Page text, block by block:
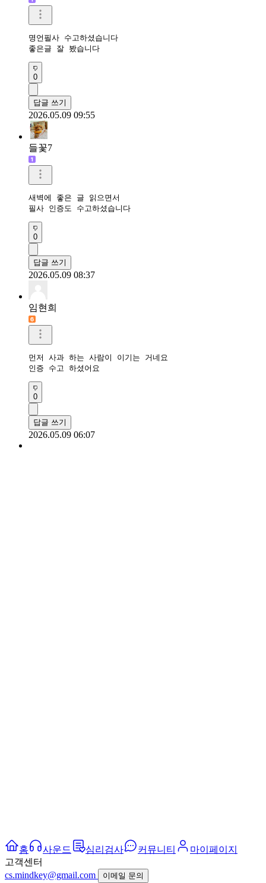
명언필사 수고하셨습니다
좋은글 잘 봤습니다
0
답글 쓰기
2026.05.09 09:55
들꽃7
새벽에 좋은 글 읽으면서
필사 인증도 수고하셨습니다
0
답글 쓰기
2026.05.09 08:37
임현희
먼저 사과 하는 사람이 이기는 거네요
인증 수고 하셨어요
0
답글 쓰기
2026.05.09 06:07
홈 사운드 심리검사 커뮤니티
마이페이지
고객센터
cs.mindkey@gmail.com
이메일 문의